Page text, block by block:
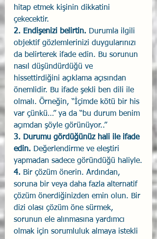
hitap etmek kişinin dikkatini
çekecektir.
2. Endişenizi belirtin. Durumla ilgili
objektif gözlemlerinizi duygularınızı
da belirterek ifade edin. Bu sorunun
nasıl düşündürdüğü ve
hissettirdiğini açıklama açısından
önemlidir. Bu ifade şekli ben dili ile
olmalı. Örneğin, “İçimde kötü bir his
var çünkü…” ya da “bu durum benim
açımdan şöyle görünüyor..”
3. Durumu gördüğünüz hali ile ifade
edin. Değerlendirme ve eleştiri
yapmadan sadece göründüğü haliyle.
4. Bir çözüm önerin. Ardından,
soruna bir veya daha fazla alternatif
çözüm önerdiğinizden emin olun. Bir
dizi olası çözüm öne sürmek,
sorunun ele alınmasına yardımcı
olmak için sorumluluk almaya istekli